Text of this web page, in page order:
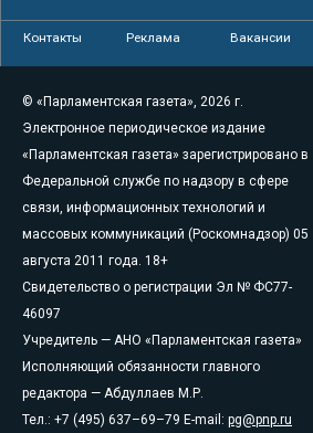
Контакты Реклама Вакансии
© «Парламентская газета», 2026 г.
Электронное периодическое издание
«Парламентская газета» зарегистрировано в
Федеральной службе по надзору в сфере
связи, информационных технологий и
массовых коммуникаций (Роскомнадзор) 05
августа 2011 года. 18+
Свидетельство о регистрации Эл № ФС77-
46097
Учредитель — АНО «Парламентская газета»
Исполняющий обязанности главного
редактора — Абдуллаев М.Р.
Тел.: +7 (495) 637–69–79 E-mail: pg@pnp.ru